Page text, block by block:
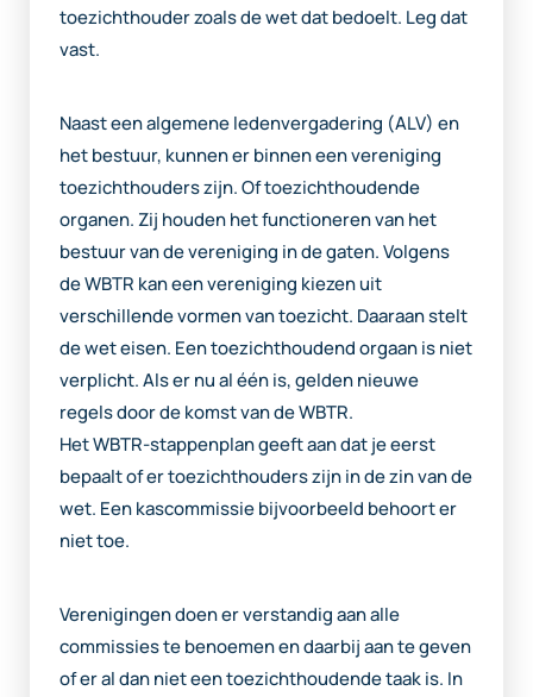
toezichthouder zoals de wet dat bedoelt. Leg dat
vast.
Naast een algemene ledenvergadering (ALV) en
het bestuur, kunnen er binnen een vereniging
toezichthouders zijn. Of toezichthoudende
organen. Zij houden het functioneren van het
bestuur van de vereniging in de gaten. Volgens
de WBTR kan een vereniging kiezen uit
verschillende vormen van toezicht. Daaraan stelt
de wet eisen. Een toezichthoudend orgaan is niet
verplicht. Als er nu al één is, gelden nieuwe
regels door de komst van de WBTR.
Het WBTR-stappenplan geeft aan dat je eerst
bepaalt of er toezichthouders zijn in de zin van de
wet. Een kascommissie bijvoorbeeld behoort er
niet toe.
Verenigingen doen er verstandig aan alle
commissies te benoemen en daarbij aan te geven
of er al dan niet een toezichthoudende taak is. In